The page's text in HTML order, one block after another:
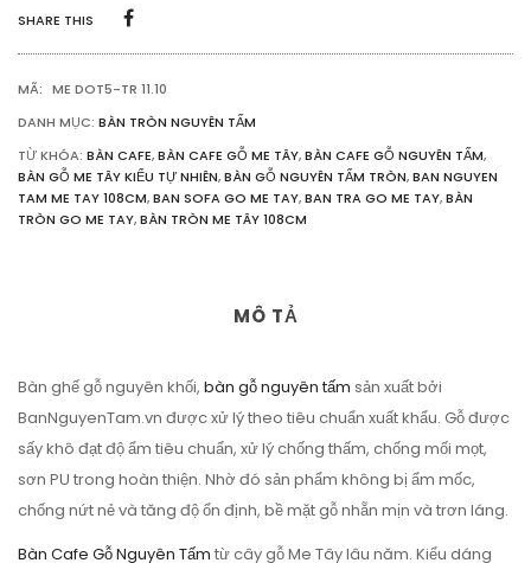
TÂY
LƯỢNG
SHARE THIS
MÃ: ME DOT5-TR 11.10
DANH MỤC: BÀN TRÒN NGUYÊN TẤM
TỪ KHÓA: BÀN CAFE,BÀN CAFE GỖ ME TÂY,BÀN CAFE GỖ NGUYÊN TẤM,
BÀN GỖ ME TÂY KIỂU TỰ NHIÊN,BÀN GỖ NGUYÊN TẤM TRÒN,BAN NGUYEN
TAM ME TAY 108CM,BAN SOFA GO ME TAY,BAN TRA GO ME TAY,BÀN
TRÒN GO ME TAY,BÀN TRÒN ME TÂY 108CM
MÔ TẢ
Bàn ghế gỗ nguyên khối, bàn gỗ nguyên tấm sản xuất bởi
BanNguyenTam.vn được xử lý theo tiêu chuẩn xuất khẩu. Gỗ được
sấy khô đạt độ ẩm tiêu chuẩn, xử lý chống thấm, chống mối mọt,
sơn PU trong hoàn thiện. Nhờ đó sản phẩm không bị ẩm mốc,
chống nứt nẻ và tăng độ ổn định, bề mặt gỗ nhẵn mịn và trơn láng.
Bàn Cafe Gỗ Nguyên Tấm từ cây gỗ Me Tây lâu năm. Kiểu dáng